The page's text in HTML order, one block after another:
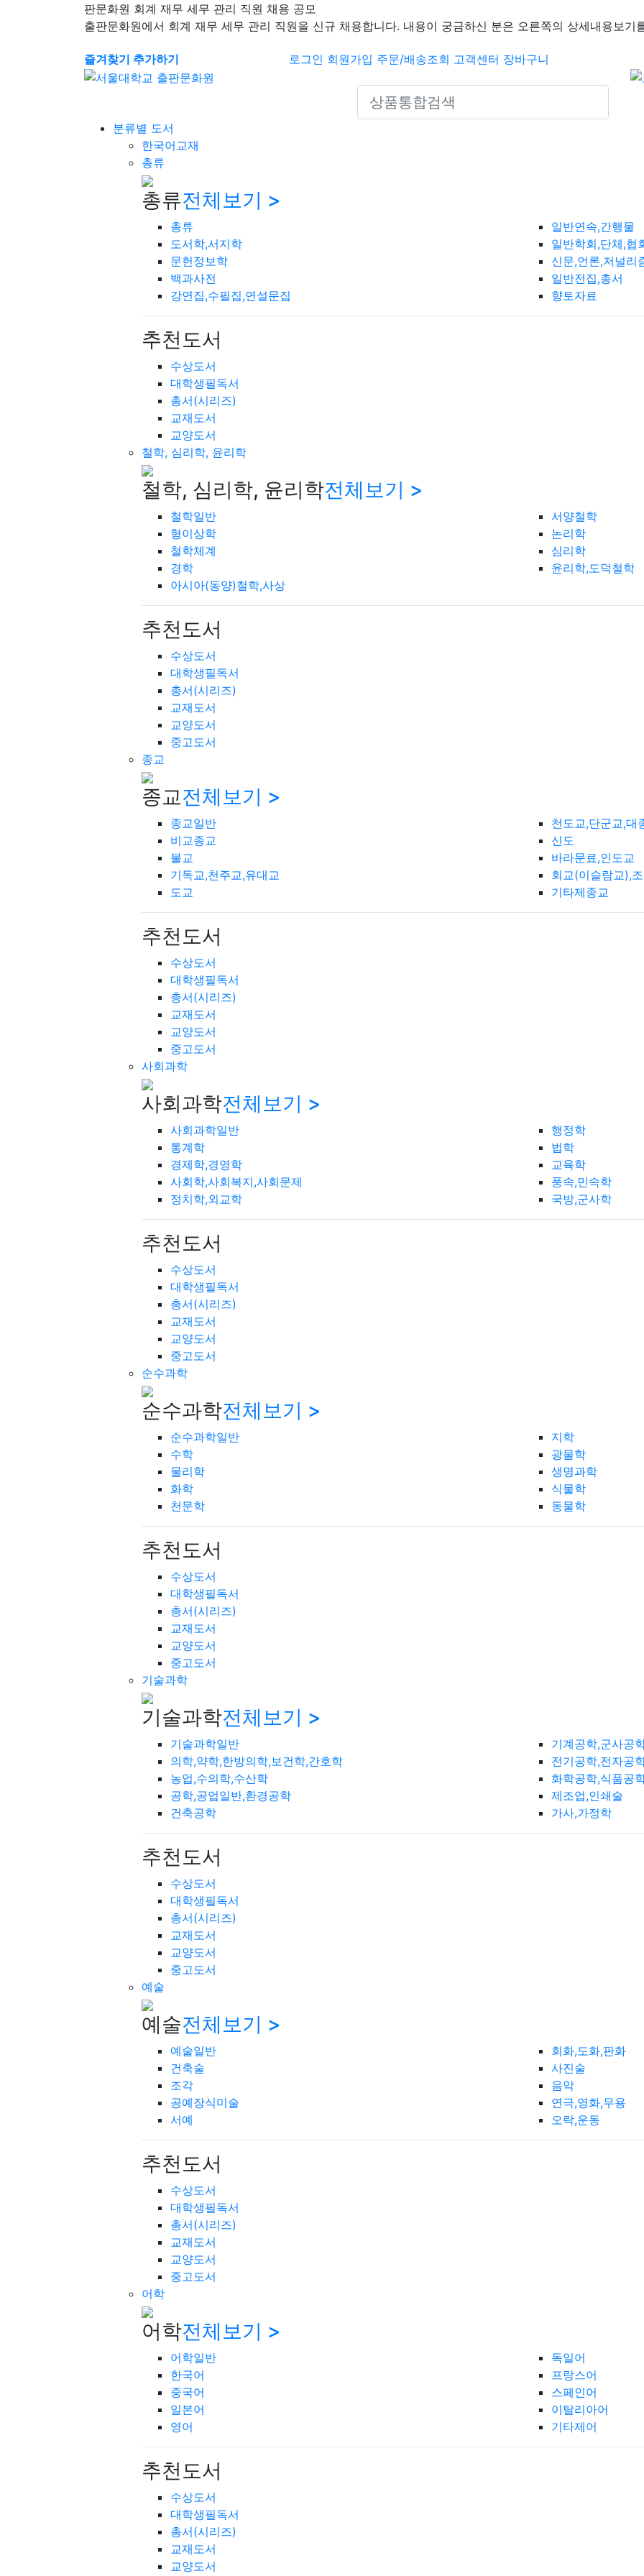
판문화원 회계 재무 세무 관리 직원 채용 공모
출판문화원에서 회계 재무 세무 관리 직원을 신규 채용합니다. 내용이 궁금하신 분은 오른쪽의 상세내용보기
즐겨찾기 추가하기 로그인 회원가입 주문/배송조회 고객센터 장바구니
Search icons
분류별 도서
한국어교재
총류
총류전체보기 >
총류
도서학,서지학
문헌정보학
백과사전
강연집,수필집,연설문집
일반연속,간행물
일반학회,단체,협
신문,언론,저널리
일반전집,총서
향토자료
추천도서
수상도서
대학생필독서
총서(시리즈)
교재도서
교양도서
철학, 심리학, 윤리학
철학, 심리학, 윤리학전체보기 >
철학일반
형이상학
철학체계
경학
아시아(동양)철학,사상
서양철학
논리학
심리학
윤리학,도덕철학
추천도서
수상도서
대학생필독서
총서(시리즈)
교재도서
교양도서
중고도서
종교
종교전체보기 >
종교일반
비교종교
불교
기독교,천주교,유대교
도교
천도교,단군교,대
신도
바라문료,인도교
회교(이슬람교),
기타제종교
추천도서
수상도서
대학생필독서
총서(시리즈)
교재도서
교양도서
중고도서
사회과학
사회과학전체보기 >
사회과학일반
통계학
경제학,경영학
사회학,사회복지,사회문제
정치학,외교학
행정학
법학
교육학
풍속,민속학
국방,군사학
추천도서
수상도서
대학생필독서
총서(시리즈)
교재도서
교양도서
중고도서
순수과학
순수과학전체보기 >
순수과학일반
수학
물리학
화학
천문학
지학
광물학
생명과학
식물학
동물학
추천도서
수상도서
대학생필독서
총서(시리즈)
교재도서
교양도서
중고도서
기술과학
기술과학전체보기 >
기술과학일반
의학,약학,한방의학,보건학,간호학
농업,수의학,수산학
공학,공업일반,환경공학
건축공학
기계공학,군사공
전기공학,전자공
화학공학,식품공
제조업,인쇄술
가사,가정학
추천도서
수상도서
대학생필독서
총서(시리즈)
교재도서
교양도서
중고도서
예술
예술전체보기 >
예술일반
건축술
조각
공예장식미술
서예
회화,도화,판화
사진술
음악
연극,영화,무용
오락,운동
추천도서
수상도서
대학생필독서
총서(시리즈)
교재도서
교양도서
중고도서
어학
어학전체보기 >
어학일반
한국어
중국어
일본어
영어
독일어
프랑스어
스페인어
이탈리아어
기타제어
추천도서
수상도서
대학생필독서
총서(시리즈)
교재도서
교양도서